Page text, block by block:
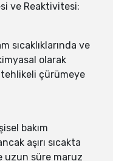
ve Reaktivitesi:
sıcaklıklarında ve
olarak
tehlikeli çürümeye
bakım
aşırı sıcakta
uzun süre maruz